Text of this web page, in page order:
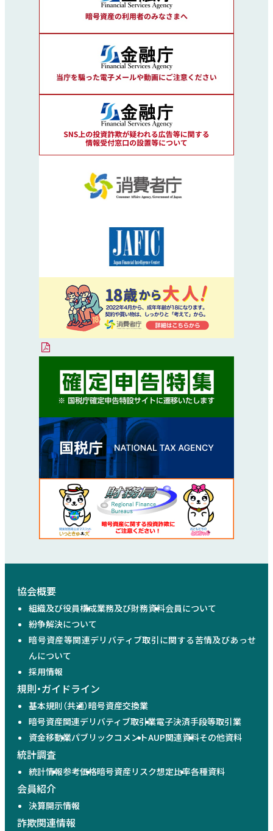
協会概要
組織及び役員構成業務及び財務資料会員について
紛争解決について
暗号資産等関連デリバティブ取引に関する苦情及びあっせ
んについて
採用情報
規則・ガイドライン
基本規則（共通）暗号資産交換業
暗号資産関連デリバティブ取引業電子決済手段等取引業
資金移動業パブリックコメントAUP関連資料その他資料
統計調査
統計情報参考価格暗号資産リスク想定比率各種資料
会員紹介
決算開示情報
詐欺関連情報